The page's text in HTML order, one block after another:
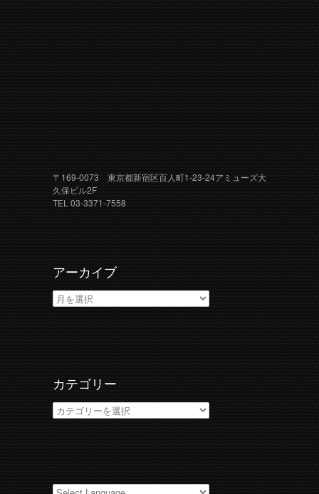
〒169-0073 東京都新宿区百人町1-23-24アミューズ大
久保ビル2F
TEL 03-3371-7558
アーカイブ
ア
ー
カ
イ
ブ
カテゴリー
カ
テ
ゴ
リ
ー